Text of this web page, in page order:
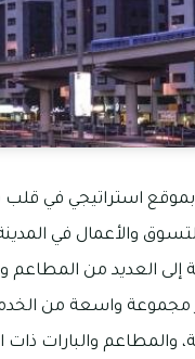
بموقع استراتيجي في
والأعمال في
إلى العديد من المطاعم
مجموعة واسعة من
والمطاعم